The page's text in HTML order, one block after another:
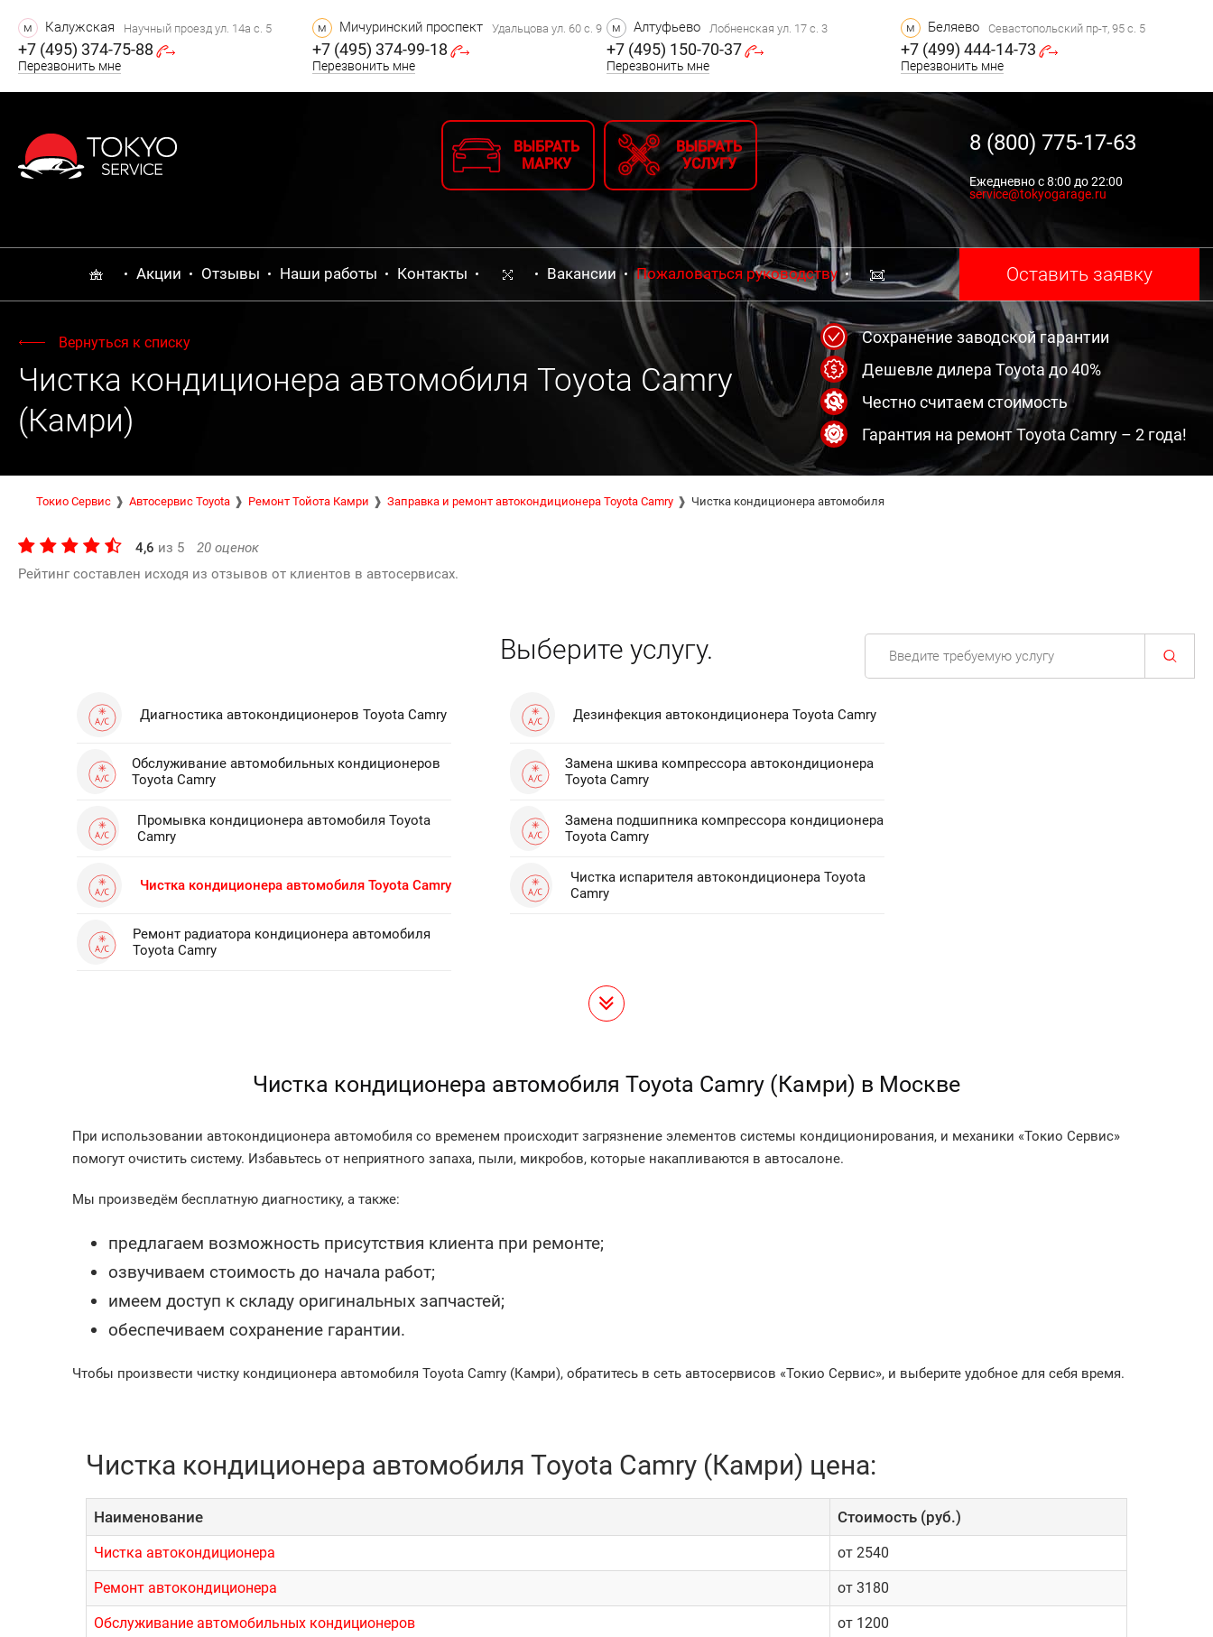
м Калужская Научный проезд ул. 14а с. 5
+7 (495) 374-75-88
Перезвонить мне
м Мичуринский проспект Удальцова ул. 60 с. 9
+7 (495) 374-99-18
Перезвонить мне
м Алтуфьево Лобненская ул. 17 с. 3
+7 (495) 150-70-37
Перезвонить мне
м Беляево Севастопольский пр-т, 95 с. 5
+7 (499) 444-14-73
Перезвонить мне
ВЫБРАТЬ
МАРКУ
ВЫБРАТЬ
УСЛУГУ
8 (800) 775-17-63
Ежедневно с 8:00 до 22:00
service@tokyogarage.ru
Акции Отзывы Наши работы Контакты Вакансии Пожаловаться руководству Оставить заявку
Вернуться к списку
Чистка кондиционера автомобиля Toyota Camry
(Камри)
Сохранение заводской гарантии
Дешевле дилера Toyota до 40%
Честно считаем стоимость
Гарантия на ремонт Toyota Camry – 2 года!
Токио Сервис Автосервис Toyota Ремонт Тойота Камри Заправка и ремонт автокондиционера Toyota Camry Чистка кондиционера автомобиля
4,6 из 5 20 оценок
Рейтинг составлен исходя из отзывов от клиентов в автосервисах.
Выберите услугу.
Диагностика автокондиционеров Toyota Camry Дезинфекция автокондиционера Toyota Camry
Обслуживание автомобильных кондиционеров
Toyota Camry
Замена шкива компрессора автокондиционера
Toyota Camry
Промывка кондиционера автомобиля Toyota
Camry
Замена подшипника компрессора кондиционера
Toyota Camry
Чистка кондиционера автомобиля Toyota Camry
Чистка испарителя автокондиционера Toyota
Camry
Ремонт радиатора кондиционера автомобиля
Toyota Camry
Чистка кондиционера автомобиля Toyota Camry (Камри) в Москве
При использовании автокондиционера автомобиля со временем происходит загрязнение элементов системы кондиционирования, и механики «Токио Сервис»
помогут очистить систему. Избавьтесь от неприятного запаха, пыли, микробов, которые накапливаются в автосалоне.
Мы произведём бесплатную диагностику, а также:
предлагаем возможность присутствия клиента при ремонте;
озвучиваем стоимость до начала работ;
имеем доступ к складу оригинальных запчастей;
обеспечиваем сохранение гарантии.
Чтобы произвести чистку кондиционера автомобиля Toyota Camry (Камри), обратитесь в сеть автосервисов «Токио Сервис», и выберите удобное для себя время.
Чистка кондиционера автомобиля Toyota Camry (Камри) цена:
Наименование Cтоимость (руб.)
Чистка автокондиционера от 2540
Ремонт автокондиционера от 3180
Обслуживание автомобильных кондиционеров от 1200